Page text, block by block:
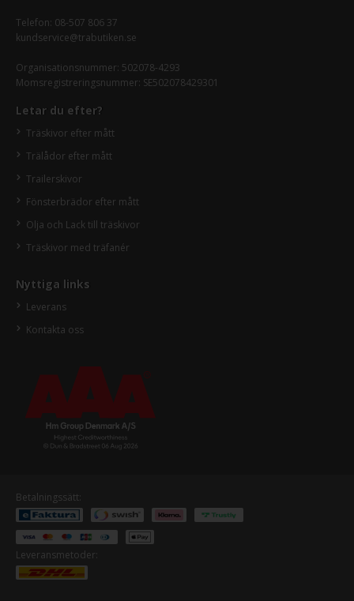
Telefon: 08-507 806 37
kundservice@trabutiken.se
Organisationsnummer: 502078-4293
Momsregistreringsnummer: SE502078429301
Letar du efter?
Träskivor efter mått
Trälådor efter mått
Trailerskivor
Fönsterbrädor efter mått
Olja och Lack till träskivor
Träskivor med träfanér
Nyttiga links
Leverans
Kontakta oss
Betalningssätt:
Leveransmetoder: